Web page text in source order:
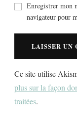
Enregistrer mon
navigateur pour
Ce site utilise
plus sur la façon
traitées.